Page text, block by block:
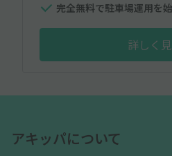
完全無料で駐車場運用を
詳しく
アキッパについて